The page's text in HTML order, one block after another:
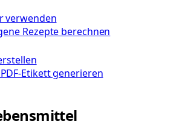
verwenden
Rezepte berechnen
Etikett generieren